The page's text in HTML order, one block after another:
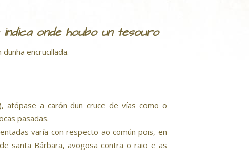
onde houbo un tesouro
encrucillada.
atópase a carón dun cruce de vías como o
pasadas.
varía con respecto ao común pois, en
santa Bárbara, avogosa contra o raio e as